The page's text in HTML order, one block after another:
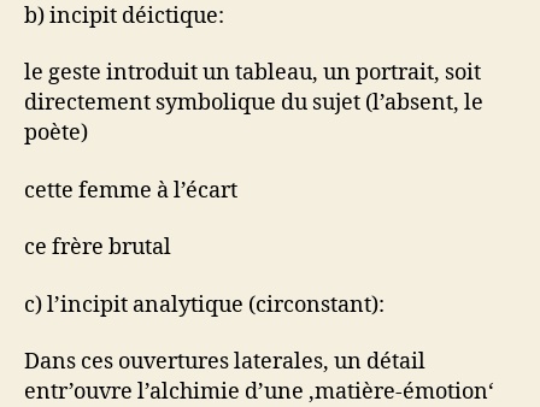
b) incipit déictique:
le geste introduit un tableau, un portrait, soit
directement symbolique du sujet (l’absent, le
poète)
cette femme à l’écart
ce frère brutal
c) l’incipit analytique (circonstant):
Dans ces ouvertures laterales, un détail
entr’ouvre l’alchimie d’une ‚matière-émotion‘